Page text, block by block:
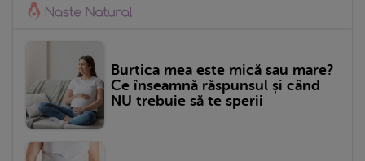
Burtica mea este mică sau mare?
Ce înseamnă răspunsul și când
NU trebuie să te sperii